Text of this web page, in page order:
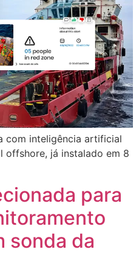
com inteligência artificial
offshore, já instalado em 8
para
sonda da